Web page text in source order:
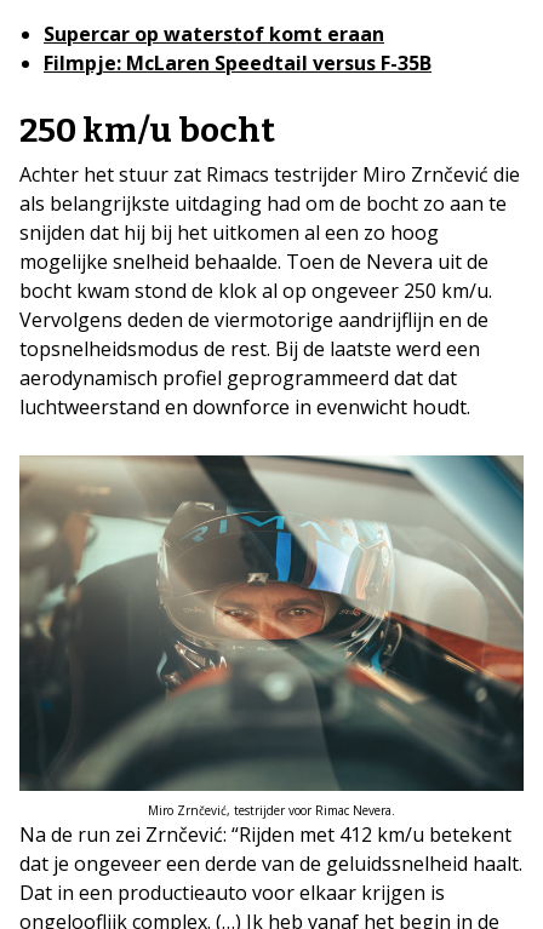
Supercar op waterstof komt eraan
Filmpje: McLaren Speedtail versus F-35B
250 km/u bocht
Achter het stuur zat Rimacs testrijder Miro Zrnčević die
als belangrijkste uitdaging had om de bocht zo aan te
snijden dat hij bij het uitkomen al een zo hoog
mogelijke snelheid behaalde. Toen de Nevera uit de
bocht kwam stond de klok al op ongeveer 250 km/u.
Vervolgens deden de viermotorige aandrijflijn en de
topsnelheidsmodus de rest. Bij de laatste werd een
aerodynamisch profiel geprogrammeerd dat dat
luchtweerstand en downforce in evenwicht houdt.
Miro Zrnčević, testrijder voor Rimac Nevera.
Na de run zei Zrnčević: “Rijden met 412 km/u betekent
dat je ongeveer een derde van de geluidssnelheid haalt.
Dat in een productieauto voor elkaar krijgen is
ongelooflijk complex. (…) Ik heb vanaf het begin in de